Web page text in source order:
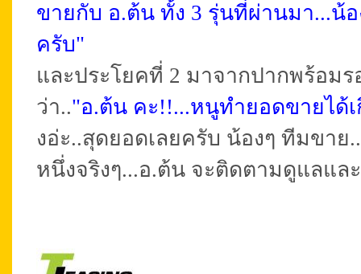
ขายกับ อ.ต้น ทั้ง 3 รุ่นที่ผ่านมา...น้
ครับ"
และประโยคที่ 2 มาจากปากพร้อม
ว่า.."อ.ต้น คะ!!...หนูทำยอดขายได้เ
งอ่ะ..สุดยอดเลยครับ น้องๆ ทีมขา
หนึ่งจริงๆ...อ.ต้น จะติดตามดูแลแล